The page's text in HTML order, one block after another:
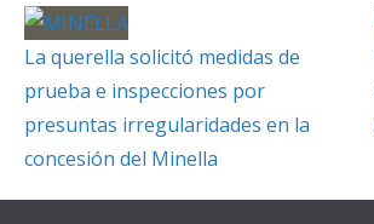
La querella solicitó medidas de
prueba e inspecciones por
presuntas irregularidades en la
concesión del Minella